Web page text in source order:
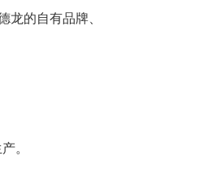
龙的自有品牌、
。